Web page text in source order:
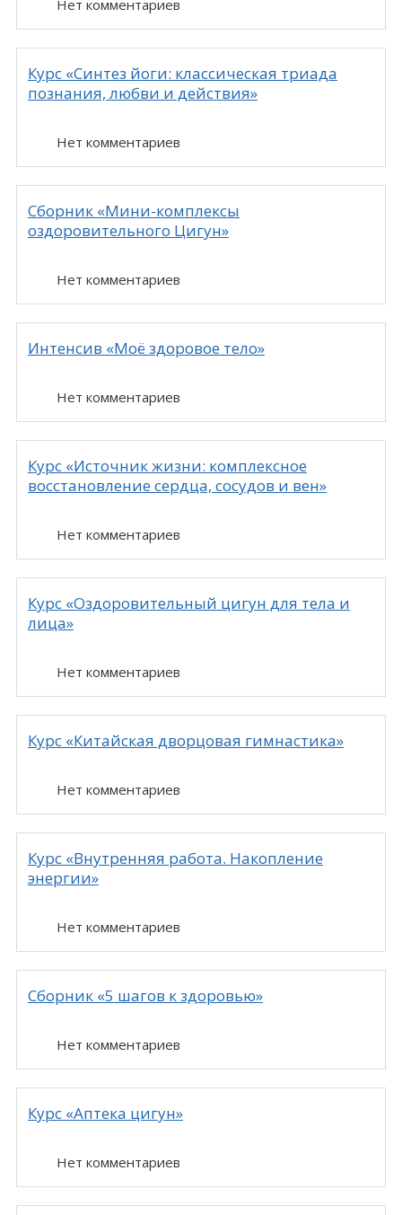
Нет комментариев
Курс «Синтез йоги: классическая триада
познания, любви и действия»
Нет комментариев
Сборник «Мини-комплексы
оздоровительного Цигун»
Нет комментариев
Интенсив « Моё здоровое тело»
Нет комментариев
Курс «Источник жизни: комплексное
восстановление сердца, сосудов и вен»
Нет комментариев
Курс «Оздоровительный цигун для тела и
лица»
Нет комментариев
Курс «Китайская дворцовая гимнастика»
Нет комментариев
Курс «Внутренняя работа. Накопление
энергии»
Нет комментариев
Сборник «5 шагов к здоровью»
Нет комментариев
Курс «Аптека цигун»
Нет комментариев